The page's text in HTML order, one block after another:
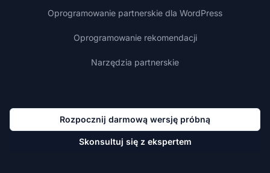
Oprogramowanie partnerskie dla WordPress
Oprogramowanie rekomendacji
Narzędzia partnerskie
Rozpocznij darmową wersję próbną
Skonsultuj się z ekspertem